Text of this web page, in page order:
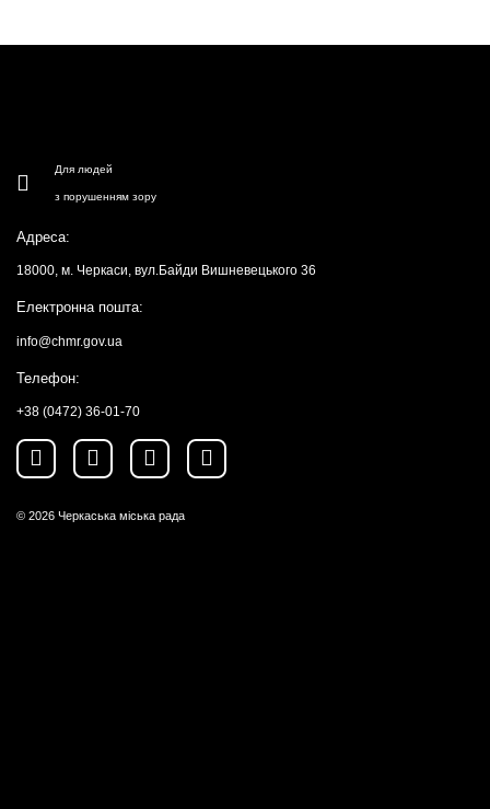
Для людей
з порушенням зору
Адреса:
18000, м. Черкаси, вул.Байди Вишневецького 36
Електронна пошта:
info@chmr.gov.ua
Телефон:
+38 (0472) 36-01-70
© 2026 Черкаська міська рада